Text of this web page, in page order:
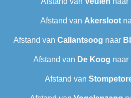
Afstand van Akersloot
Afstand van Callantsoog naar
Afstand van De Koog naar
Afstand van